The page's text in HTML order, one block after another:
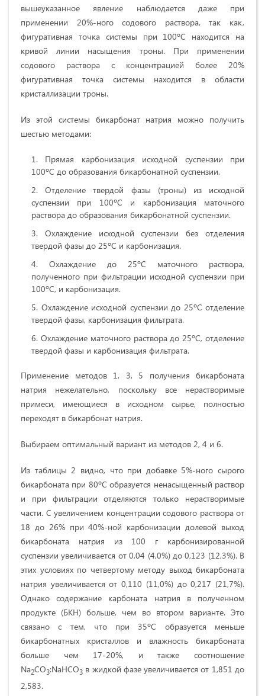
вышеуказанное явление наблюдается даже при
применении 20%-ного содового раствора, так как,
фигуративная точка системы при 100ºС находится на
кривой линии насыщения троны. При применении
содового раствора с концентрацией более 20%
фигуративная точка системы находится в области
кристаллизации троны.
Из этой системы бикарбонат натрия можно получить
шестью методами:
Прямая карбонизация исходной суспензии при
100ºС до образования бикарбонатной суспензии.
Отделение твердой фазы (троны) из исходной
суспензии при 100ºС и карбонизация маточного
раствора до образования бикарбонатной суспензии.
Охлаждение исходной суспензии без отделения
твердой фазы до 25ºС и карбонизация.
Охлаждение до 25ºС маточного раствора,
полученного при фильтрации исходной суспензии при
100ºС, и карбонизация.
Охлаждение исходной суспензии до 25ºС отделение
твердой фазы, карбонизация фильтрата.
Охлаждение маточного раствора до 25ºС, отделение
твердой фазы и карбонизация фильтрата.
Применение методов 1, 3, 5 получения бикарбоната
натрия нежелательно, поскольку все нерастворимые
примеси, имеющиеся в исходном сырье, полностью
переходят в бикарбонат натрия.
Выбираем оптимальный вариант из методов 2, 4 и 6.
Из таблицы 2 видно, что при добавке 5%-ного сырого
бикарбоната при 80ºС образуется ненасыщенный раствор
и при фильтрации отделяются только нерастворимые
части. С увеличением концентрации содового раствора от
18 до 26% при 40%-ной карбонизации долевой выход
бикарбоната натрия из 100 г карбонизированной
суспензии увеличивается от 0,04 (4,0%) до 0,123 (12,3%). В
этих условиях по четвертому методу выход бикарбоната
натрия увеличивается от 0,110 (11,0%) до 0,217 (21,7%).
Однако содержание карбоната натрия в полученном
продукте (БКН) больше, чем во втором варианте. Это
связано с тем, что при 35ºС образуется меньше
бикарбонатных кристаллов и влажность бикарбоната
больше чем 17-20%, и также соотношение
Na2CO3:NaHCO3 в жидкой фазе увеличивается от 1,851 до
2,583.